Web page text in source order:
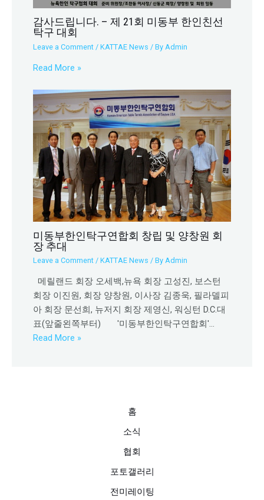
감사드립니다. – 제 21회 미동부 한인친선
탁구 대회
Leave a Comment /KATTAE News / By Admin
Read More »
미동부한인탁구연합회 창립 및 양창원 회
장 추대
Leave a Comment /KATTAE News / By Admin
메릴랜드 회장 오세백,뉴욕 회장 고성진, 보스턴
회장 이진원, 회장 양창원, 이사장 김종욱, 필라델피
아 회장 문선희, 뉴저지 회장 제영신, 워싱턴 D.C.대
표(앞줄왼쪽부터) '미동부한인탁구연합회'…
Read More »
홈
소식
협회
포토갤러리
전미레이팅